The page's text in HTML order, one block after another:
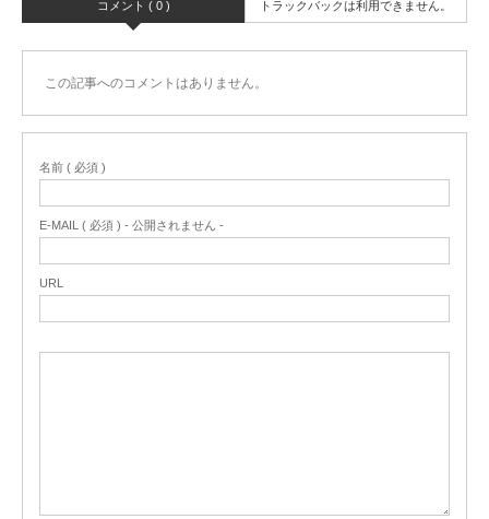
コメント ( 0 ) トラックバックは利用できません。
この記事へのコメントはありません。
名前 ( 必須 )
E-MAIL ( 必須 ) - 公開されません -
URL